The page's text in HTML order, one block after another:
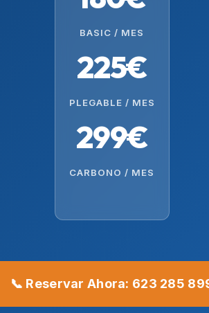
BASIC / MES
225€
PLEGABLE / MES
299€
CARBONO / MES
📞 Reservar Ahora: 623 285